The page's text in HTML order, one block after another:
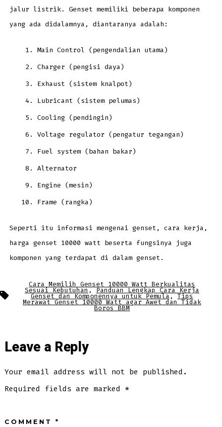
jalur listrik. Genset memiliki beberapa komponen
yang ada didalamnya, diantaranya adalah:
Main Control (pengendalian utama)
Charger (pengisi daya)
Exhaust (sistem knalpot)
Lubricant (sistem pelumas)
Cooling (pendingin)
Voltage regulator (pengatur tegangan)
Fuel system (bahan bakar)
Alternator
Engine (mesin)
Frame (rangka)
Seperti itu informasi mengenai genset, cara kerja,
harga genset 10000 watt beserta fungsinya juga
komponen yang terdapat di dalam genset.
Tags
Cara Memilih Genset 10000 Watt Berkualitas
Sesuai Kebutuhan,Panduan Lengkap Cara Kerja
Genset dan Komponennya untuk Pemula,Tips
Merawat Genset 10000 Watt agar Awet dan Tidak
Boros BBM
Leave a Reply
Your email address will not be published.
Required fields are marked*
COMMENT*